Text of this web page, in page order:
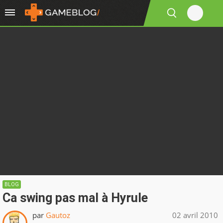
BLOG
Ca swing pas mal à Hyrule
par Gautoz 02 avril 2010